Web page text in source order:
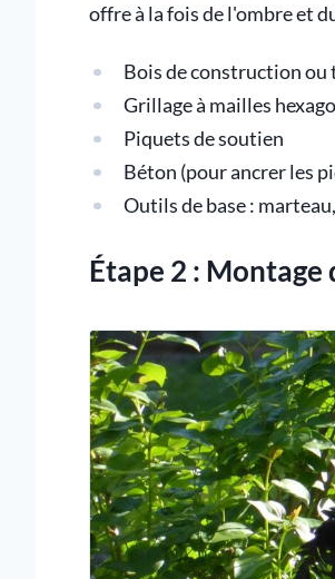
offre à la fois de l'ombre et
Bois de construction ou
Grillage à mailles
Piquets de soutien
Béton (pour ancrer les
Outils de base :
Étape 2 :